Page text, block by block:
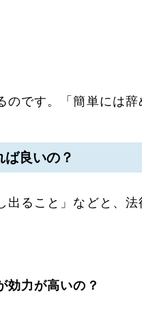
のです。「簡単には
良いの？
出ること」などと、
効力が高いの？